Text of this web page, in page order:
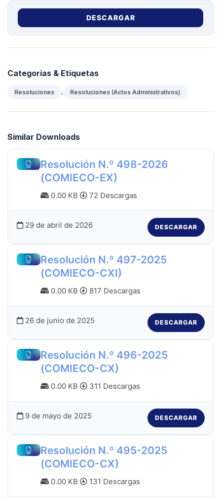
DESCARGAR
Categorías & Etiquetas
Resoluciones Resoluciones (Actos Administrativos)
Similar Downloads
Resolución N.º 498-2026
(COMIECO-EX)
0.00 KB 72 Descargas
29 de abril de 2026 DESCARGAR
Resolución N.º 497-2025
(COMIECO-CXI)
0.00 KB 817 Descargas
26 de junio de 2025 DESCARGAR
Resolución N.º 496-2025
(COMIECO-CX)
0.00 KB 311 Descargas
9 de mayo de 2025 DESCARGAR
Resolución N.º 495-2025
(COMIECO-CX)
0.00 KB 131 Descargas